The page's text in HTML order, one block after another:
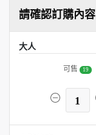
請確認訂購內容
大人
可售 19
1